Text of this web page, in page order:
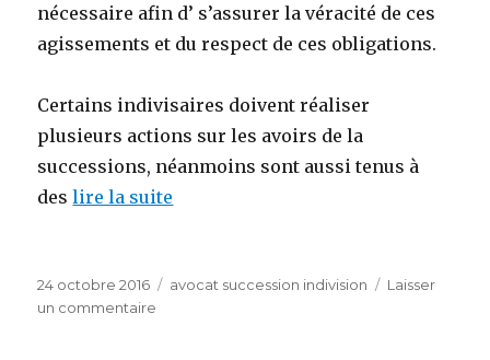
nécessaire afin d’ s’assurer la véracité de ces
agissements et du respect de ces obligations.
Certains indivisaires doivent réaliser
plusieurs actions sur les avoirs de la
successions, néanmoins sont aussi tenus à
deslire la suite
Publié
le
24 octobre 2016 Catégories
avocat succession indivision
Laisser
un commentaire